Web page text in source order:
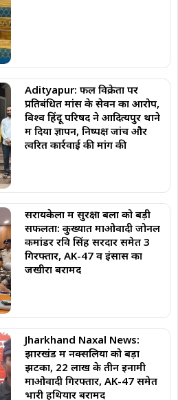
Adityapur: फल विक्रेता पर
प्रतिबंधित मांस के सेवन का आरोप,
विश्व हिंदू परिषद ने आदित्यपुर थाने
में दिया ज्ञापन, निष्पक्ष जांच और
त्वरित कार्रवाई की मांग की
सरायकेला में सुरक्षा बलों को बड़ी
सफलता: कुख्यात माओवादी जोनल
कमांडर रवि सिंह सरदार समेत 3
गिरफ्तार, AK-47 व इंसास का
जखीरा बरामद
Jharkhand Naxal News:
झारखंड में नक्सलियों को बड़ा
झटका, 22 लाख के तीन इनामी
माओवादी गिरफ्तार, AK-47 समेत
भारी हथियार बरामद